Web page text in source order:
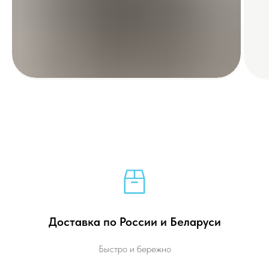
Доставка по России и Беларуси
Быстро и бережно